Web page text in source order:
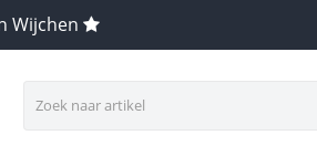
Wijchen